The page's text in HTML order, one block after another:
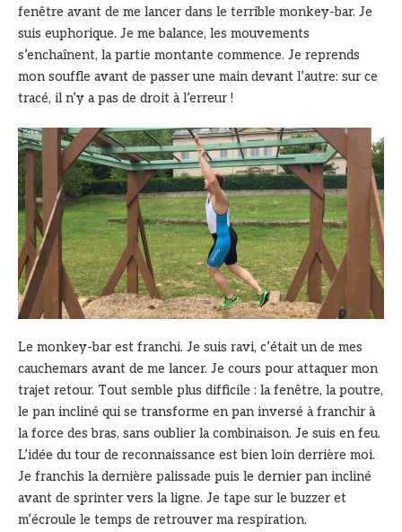
fenêtre avant de me lancer dans le terrible monkey-bar. Je
suis euphorique. Je me balance, les mouvements
s’enchaînent, la partie montante commence. Je reprends
mon souffle avant de passer une main devant l’autre: sur ce
tracé, il n’y a pas de droit à l’erreur !
Le monkey-bar est franchi. Je suis ravi, c’était un de mes
cauchemars avant de me lancer. Je cours pour attaquer mon
trajet retour. Tout semble plus difficile : la fenêtre, la poutre,
le pan incliné qui se transforme en pan inversé à franchir à
la force des bras, sans oublier la combinaison. Je suis en feu.
L’idée du tour de reconnaissance est bien loin derrière moi.
Je franchis la dernière palissade puis le dernier pan incliné
avant de sprinter vers la ligne. Je tape sur le buzzer et
m’écroule le temps de retrouver ma respiration.